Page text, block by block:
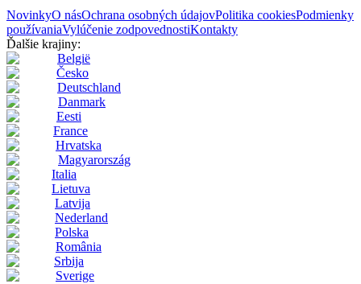
NovinkyO násOchrana osobných údajovPolitika cookiesPodmienky
používaniaVylúčenie zodpovednostiKontakty
Ďalšie krajiny:
België
Česko
Deutschland
Danmark
Eesti
France
Hrvatska
Magyarország
Italia
Lietuva
Latvija
Nederland
Polska
România
Srbija
Sverige